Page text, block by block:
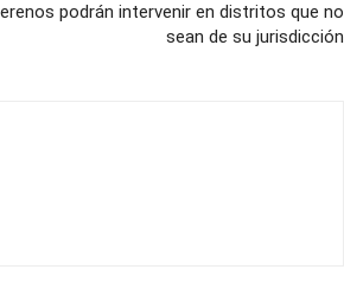
podrán intervenir en distritos que no
sean de su jurisdicción